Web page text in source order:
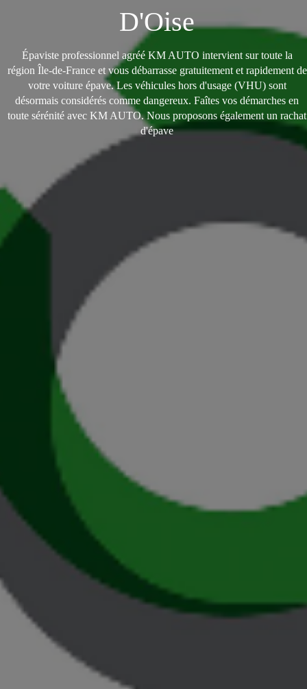
D'Oise
Épaviste professionnel agréé KM AUTO intervient sur toute la
région Île-de-France et vous débarrasse gratuitement et rapidement de
votre voiture épave. Les véhicules hors d'usage (VHU) sont
désormais considérés comme dangereux. Faîtes vos démarches en
toute sérénité avec KM AUTO. Nous proposons également un rachat
d'épave